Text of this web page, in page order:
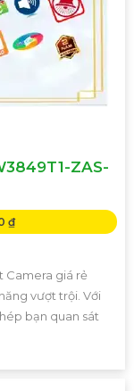
ZAS-
₫
Camera giá rẻ
vượt trội. Với
bạn quan sát